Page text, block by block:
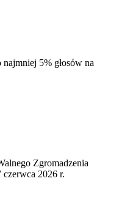
5% głosów na
Zgromadzenia
2026 r.